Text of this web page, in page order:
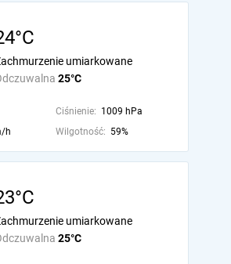
25°C
umiarkowane
Ciśnienie: 1009 hPa
h Wilgotność: 59%
25°C
umiarkowane